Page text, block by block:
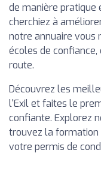
de manière pratique
cherchiez à
notre annuaire vous
écoles de
route.
Découvrez les
l'Exil et faites le
confiante. Explorez
trouvez la formation
votre permis de